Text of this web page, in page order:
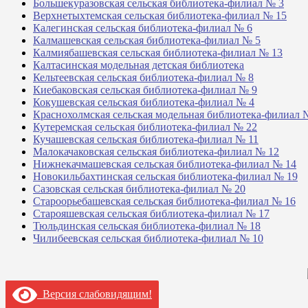
Большекуразовская сельская библиотека-филиал № 3
Верхнетыхтемская сельская библиотека-филиал № 15
Калегинская сельская библиотека-филиал № 6
Калмашевская сельская библиотека-филиал № 5
Калмиябашевская сельская библиотека-филиал № 13
Калтасинская модельная детская библиотека
Кельтеевская сельская библиотека-филиал № 8
Киебаковская сельская библиотека-филиал № 9
Кокушевская сельская библиотека-филиал № 4
Краснохолмская сельская модельная библиотека-филиал
Кутеремская сельская библиотека-филиал № 22
Кучашевская сельская библиотека-филиал № 11
Малокачаковская сельская библиотека-филиал № 12
Нижнекачмашевская сельская библиотека-филиал № 14
Новокильбахтинская сельская библиотека-филиал № 19
Сазовская сельская библиотека-филиал № 20
Староорьебашевская сельская библиотека-филиал № 16
Старояшевская сельская библиотека-филиал № 17
Тюльдинская сельская библиотека-филиал № 18
Чилибеевская сельская библиотека-филиал № 10
Версия слабовидящим!